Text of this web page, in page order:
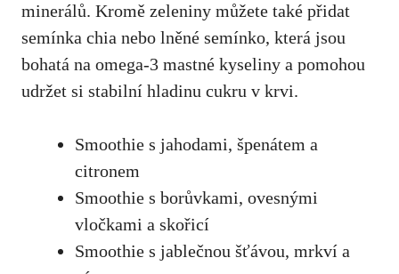
minerálů. Kromě zeleniny můžete ⁣také přidat
semínka chia nebo lněné semínko, která jsou‌
bohatá ⁤na⁢ omega-3 ‍mastné kyseliny a pomohou
udržet si​ stabilní hladinu cukru v​ krvi.
Smoothie s ⁣jahodami, špenátem a
citronem
Smoothie s borůvkami, ovesnými​
vločkami ‍a skořicí
Smoothie ‍s jablečnou ⁤šťávou, mrkví a